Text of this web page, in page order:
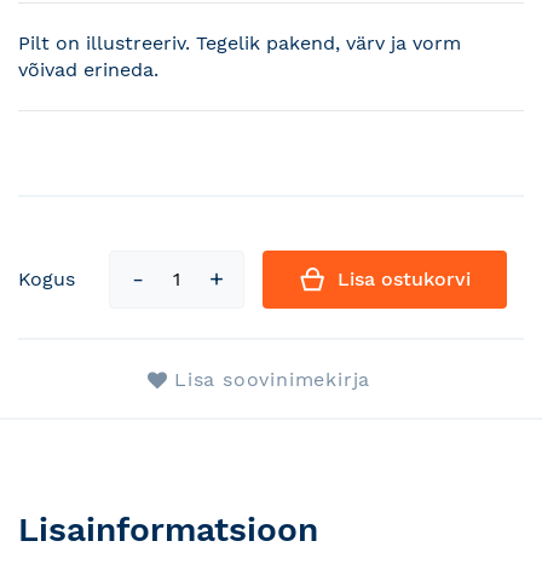
Pilt on illustreeriv. Tegelik pakend, värv ja vorm
võivad erineda.
Kogus Lisa ostukorvi
Lisa soovinimekirja
Lisainformatsioon